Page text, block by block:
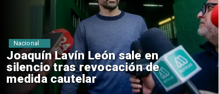
Joaquín Lavín León sale en
silencio tras revocación de
medida cautelar
Nacional